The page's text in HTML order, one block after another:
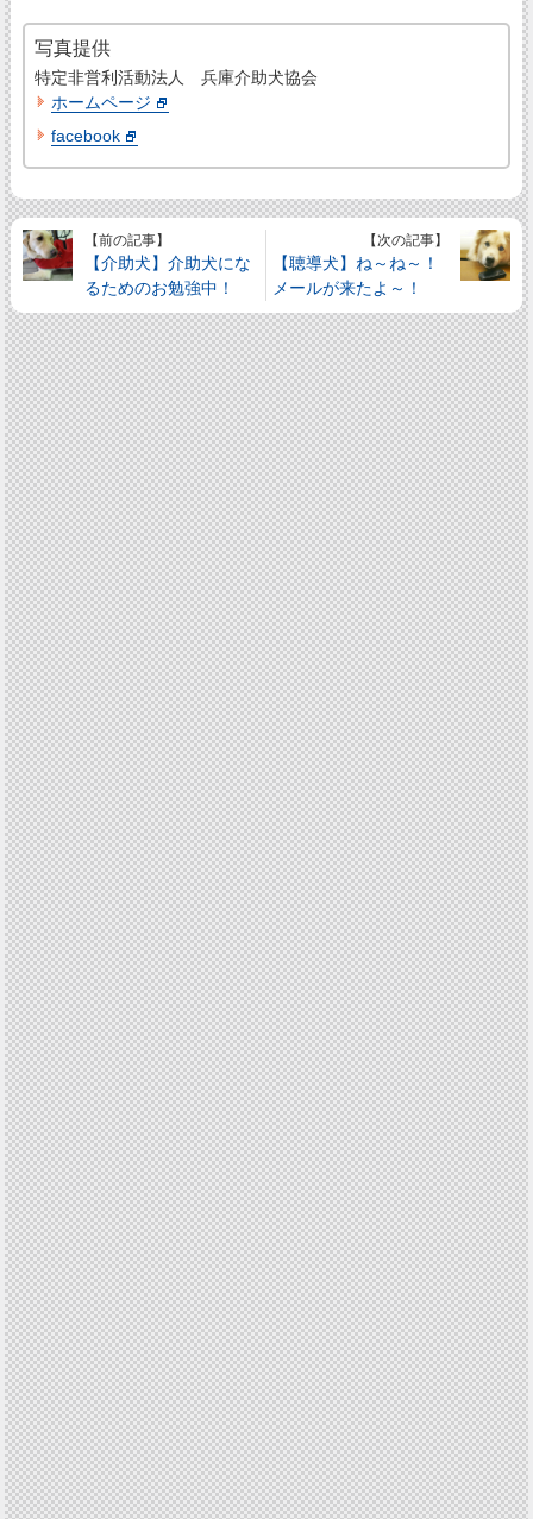
写真提供
特定非営利活動法人 兵庫介助犬協会
ホームページ
facebook
【前の記事】
【介助犬】介助犬にな
るためのお勉強中！
【次の記事】
【聴導犬】ね～ね～！
メールが来たよ～！